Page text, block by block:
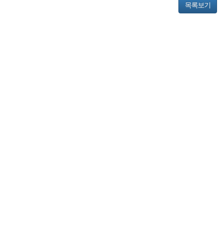
목록보기